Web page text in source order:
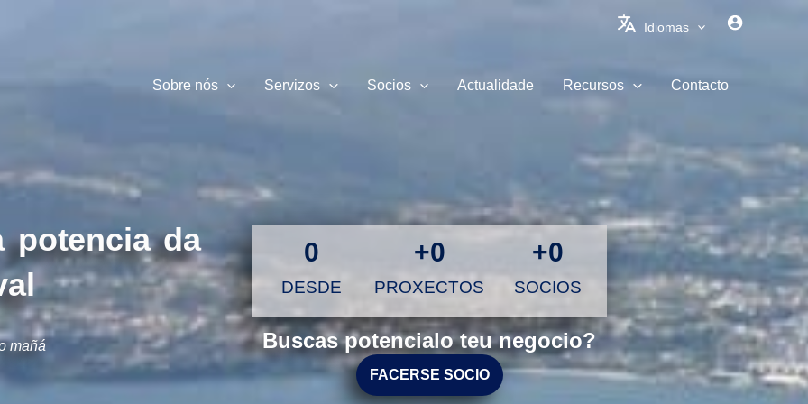
Idiomas
Sobre nós Servizos Socios Actualidade Recursos Contacto
potencia da
mañá
DESDE
0
PROXECTOS
+0
SOCIOS
+0
Buscas potencialo teu negocio?
FACERSE SOCIO